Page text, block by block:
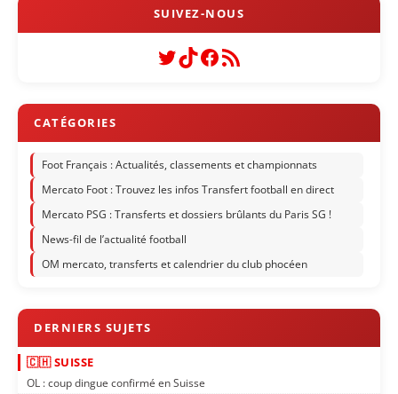
Twitter
TikTok
Facebook
Flux RSS
Foot Français : Actualités, classements et championnats
Mercato Foot : Trouvez les infos Transfert football en direct
Mercato PSG : Transferts et dossiers brûlants du Paris SG !
News-fil de l’actualité football
OM mercato, transferts et calendrier du club phocéen
🇨🇭 SUISSE
OL : coup dingue confirmé en Suisse